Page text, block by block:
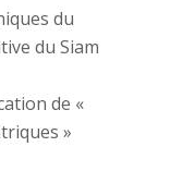
du
du Siam
de «
»